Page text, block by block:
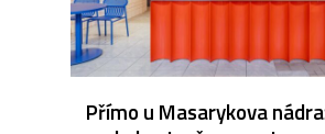
Přímo u Masarykova